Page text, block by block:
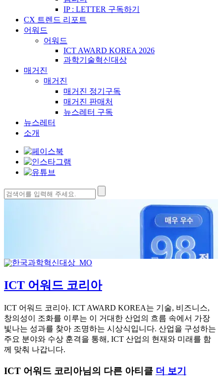
IP : LETTER 구독하기
CX 트렌드 리포트
어워드
어워드
ICT AWARD KOREA 2026
과학기술혁신대상
매거진
매거진
매거진 정기구독
매거진 판매처
뉴스레터 구독
뉴스레터
소개
검
색:
ICT 어워드 코리아
ICT 어워드 코리아. ICT AWARD KOREA는 기술, 비즈니스,
창의성이 조화를 이루는 이 거대한 산업의 흐름 속에서 가장
빛나는 성과를 찾아 조명하는 시상식입니다. 산업을 구성하는
주요 분야와 수상 훈격을 통해, ICT 산업의 현재와 미래를 함
께 맞춰 나갑니다.
ICT 어워드 코리아님의 다른 아티클 더 보기